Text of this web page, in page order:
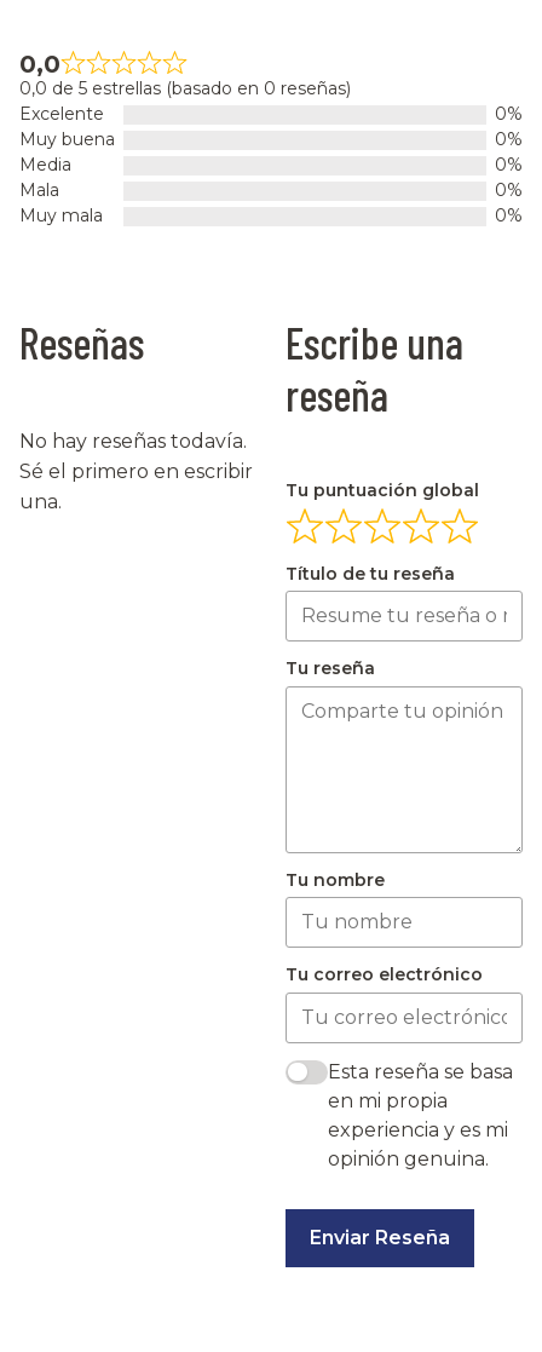
0,0
0,0 de 5 estrellas (basado en 0 reseñas)
Excelente
0%
Muy buena
0%
Media
0%
Mala
0%
Muy mala
0%
Reseñas
No hay reseñas todavía.
Sé el primero en escribir
una.
Escribe una
reseña
Tu puntuación global
Título de tu reseña
Tu reseña
Tu nombre
Tu correo electrónico
Esta reseña se basa
en mi propia
experiencia y es mi
opinión genuina.
Enviar Reseña